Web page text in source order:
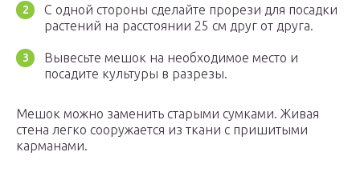
С одной стороны сделайте прорези для посадки
растений на расстоянии 25 см друг от друга.
Вывесьте мешок на необходимое место и
посадите культуры в разрезы.
Мешок можно заменить старыми сумками. Живая
стена легко сооружается из ткани с пришитыми
карманами.